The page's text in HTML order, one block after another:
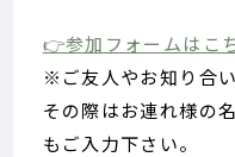
👉参加フォームはこ
※ご友人やお知り合
その際はお連れ様の
もご入力下さい。